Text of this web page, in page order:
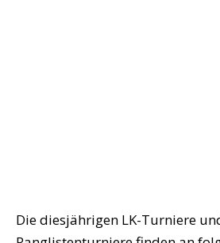
Die diesjährigen LK-Turniere